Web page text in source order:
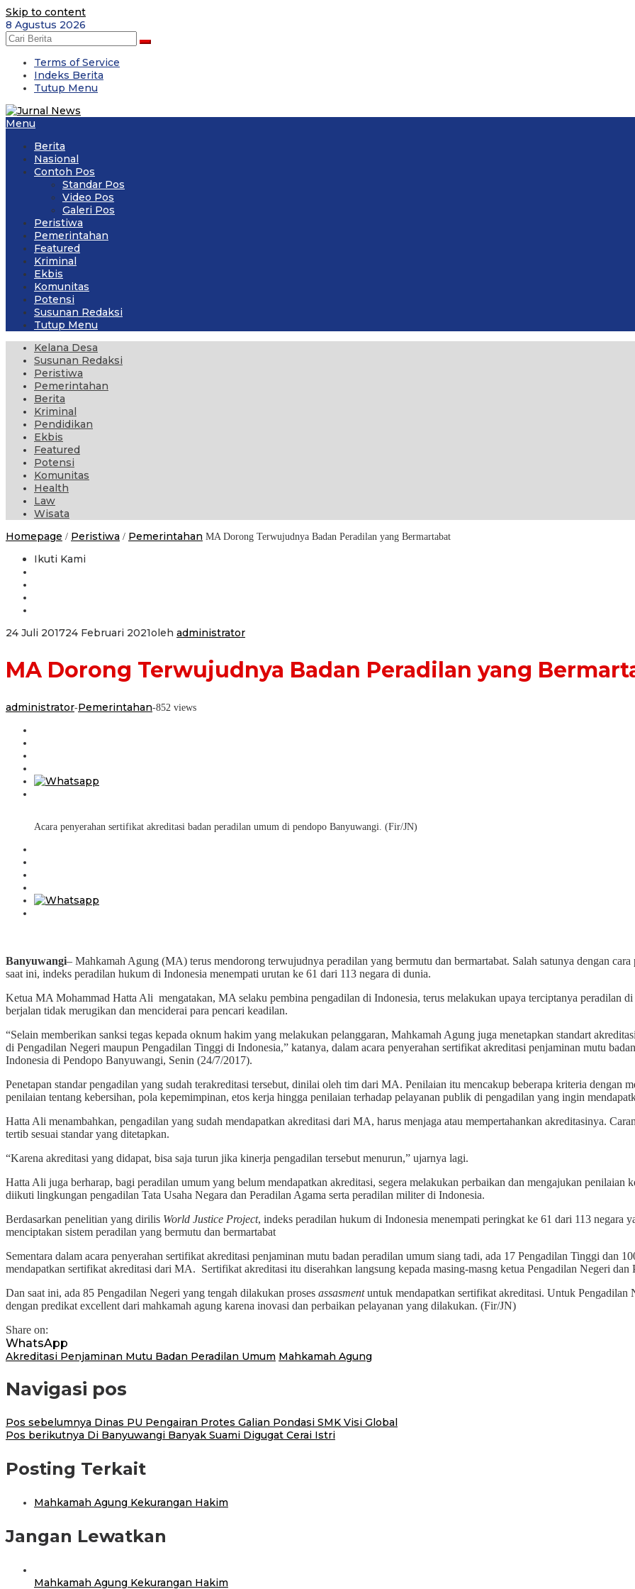
Skip to content
8 Agustus 2026
Terms of Service
Indeks Berita
Tutup Menu
Menu
Berita
Nasional
Contoh Pos
Standar Pos
Video Pos
Galeri Pos
Peristiwa
Pemerintahan
Featured
Kriminal
Ekbis
Komunitas
Potensi
Susunan Redaksi
Tutup Menu
Kelana Desa
Susunan Redaksi
Peristiwa
Pemerintahan
Berita
Kriminal
Pendidikan
Ekbis
Featured
Potensi
Komunitas
Health
Law
Wisata
Homepage / Peristiwa / Pemerintahan MA Dorong Terwujudnya Badan Peradilan yang Bermartabat
Ikuti Kami
24 Juli 201724 Februari 2021oleh administrator
MA Dorong Terwujudnya Badan Peradilan yang
administrator-Pemerintahan-852 views
Acara penyerahan sertifikat akreditasi badan peradilan umum di pendopo Banyuwangi. (Fir/JN)
Banyuwangi– Mahkamah Agung (MA) terus mendorong terwujudnya peradilan yang bermutu dan bermartabat. Salah satunya dengan
saat ini, indeks peradilan hukum di Indonesia menempati urutan ke 61 dari 113 negara di dunia.
Ketua MA Mohammad Hatta Ali mengatakan, MA selaku pembina pengadilan di Indonesia, terus melakukan upaya terciptanya peradilan
berjalan tidak merugikan dan menciderai para pencari keadilan.
“Selain memberikan sanksi tegas kepada oknum hakim yang melakukan pelanggaran, Mahkamah Agung juga menetapkan standart
di Pengadilan Negeri maupun Pengadilan Tinggi di Indonesia,” katanya, dalam acara penyerahan sertifikat akreditasi penjaminan mutu
Indonesia di Pendopo Banyuwangi, Senin (24/7/2017).
Penetapan standar pengadilan yang sudah terakreditasi tersebut, dinilai oleh tim dari MA. Penilaian itu mencakup beberapa kriteria dengan
penilaian tentang kebersihan, pola kepemimpinan, etos kerja hingga penilaian terhadap pelayanan publik di pengadilan yang ingin
Hatta Ali menambahkan, pengadilan yang sudah mendapatkan akreditasi dari MA, harus menjaga atau mempertahankan akreditasinya.
tertib sesuai standar yang ditetapkan.
“Karena akreditasi yang didapat, bisa saja turun jika kinerja pengadilan tersebut menurun,” ujarnya lagi.
Hatta Ali juga berharap, bagi peradilan umum yang belum mendapatkan akreditasi, segera melakukan perbaikan dan mengajukan
diikuti lingkungan pengadilan Tata Usaha Negara dan Peradilan Agama serta peradilan militer di Indonesia.
Berdasarkan penelitian yang dirilis World Justice Project, indeks peradilan hukum di Indonesia menempati peringkat ke 61 dari 113 negara
menciptakan sistem peradilan yang bermutu dan bermartabat
Sementara dalam acara penyerahan sertifikat akreditasi penjaminan mutu badan peradilan umum siang tadi, ada 17 Pengadilan Tinggi dan
mendapatkan sertifikat akreditasi dari MA. Sertifikat akreditasi itu diserahkan langsung kepada masing-masng ketua Pengadilan Negeri dan
Dan saat ini, ada 85 Pengadilan Negeri yang tengah dilakukan proses assasmentuntuk mendapatkan sertifikat akreditasi. Untuk
dengan predikat excellent dari mahkamah agung karena inovasi dan perbaikan pelayanan yang dilakukan. (Fir/JN)
Share on:
WhatsApp
Akreditasi Penjaminan Mutu Badan Peradilan Umum Mahkamah Agung
Navigasi pos
Pos sebelumnya Dinas PU Pengairan Protes Galian Pondasi SMK Visi Global
Pos berikutnya Di Banyuwangi Banyak Suami Digugat Cerai Istri
Posting Terkait
Mahkamah Agung Kekurangan Hakim
Jangan Lewatkan
Mahkamah Agung Kekurangan Hakim